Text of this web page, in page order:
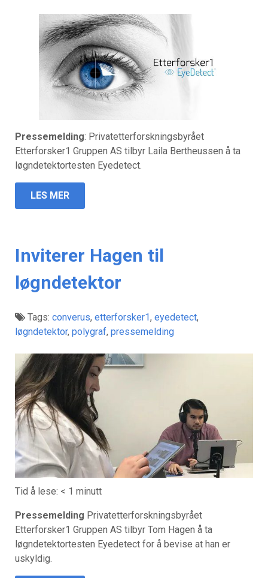
Pressemelding: Privatetterforskningsbyrået
Etterforsker1 Gruppen AS tilbyr Laila Bertheussen å ta
løgndetektortesten Eyedetect.
LES MER
Inviterer Hagen til
løgndetektor
Tags: converus, etterforsker1, eyedetect,
løgndetektor, polygraf, pressemelding
Tid å lese: < 1 minutt
Pressemelding Privatetterforskningsbyrået
Etterforsker1 Gruppen AS tilbyr Tom Hagen å ta
løgndetektortesten Eyedetect for å bevise at han er
uskyldig.